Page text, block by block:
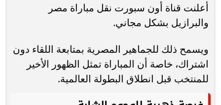
أعلنت قناة أون سبورت نقل مباراة مصر
والبرازيل بشكل مجاني.
ويسمح ذلك للجماهير المصرية بمتابعة اللقاء دون
اشتراك، خاصة أن المباراة تمثل الظهور الأخير
للمنتخب قبل انطلاق البطولة العالمية.